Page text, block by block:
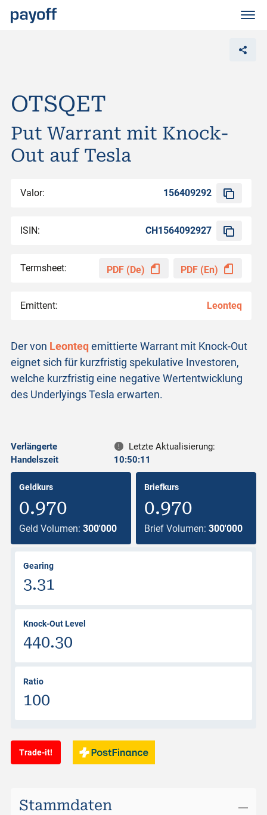
OTSQET
Put Warrant mit Knock-
Out auf Tesla
Valor: 156409292
ISIN: CH1564092927
Termsheet: PDF (De) PDF (En)
Emittent: Leonteq
Der von Leonteqemittierte Warrant mit Knock-Out
eignet sich für kurzfristig spekulative Investoren,
welche kurzfristig eine negative Wertentwicklung
des Underlyings Tesla erwarten.
Verlängerte
Handelszeit
Letzte Aktualisierung:
10:50:11
Geldkurs
0.970
Geld Volumen: 300'000
Briefkurs
0.970
Brief Volumen: 300'000
Gearing
3.31
Knock-Out Level
440.30
Ratio
100
Trade-it!
Stammdaten